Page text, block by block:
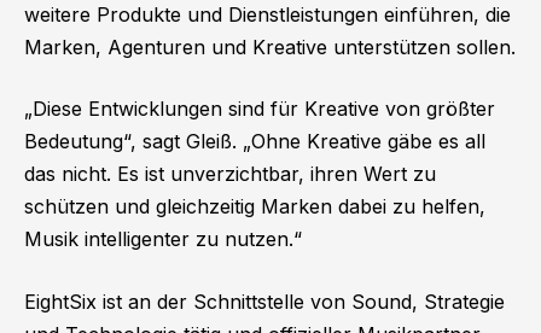
weitere Produkte und Dienstleistungen einführen, die
Marken, Agenturen und Kreative unterstützen sollen.
„Diese Entwicklungen sind für Kreative von größter
Bedeutung“, sagt Gleiß. „Ohne Kreative gäbe es all
das nicht. Es ist unverzichtbar, ihren Wert zu
schützen und gleichzeitig Marken dabei zu helfen,
Musik intelligenter zu nutzen.“
EightSix ist an der Schnittstelle von Sound, Strategie